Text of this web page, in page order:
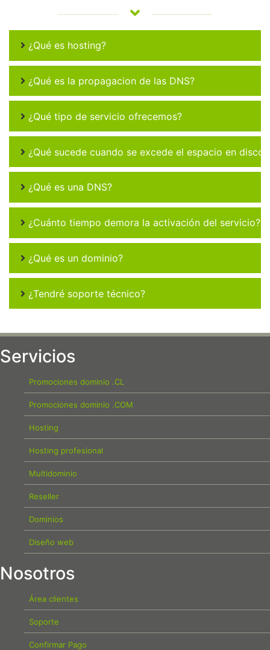
¿Qué es hosting?
¿Qué es la propagacion de las DNS?
¿Qué tipo de servicio ofrecemos?
¿Qué sucede cuando se excede el espacio en disco
¿Qué es una DNS?
¿Cuánto tiempo demora la activación del servicio?
¿Qué es un dominio?
¿Tendré soporte técnico?
Servicios
Promociones dominio .CL
Promociones dominio .COM
Hosting
Hosting profesional
Multidominio
Reseller
Dominios
Diseño web
Nosotros
Área clientes
Soporte
Confirmar Pago